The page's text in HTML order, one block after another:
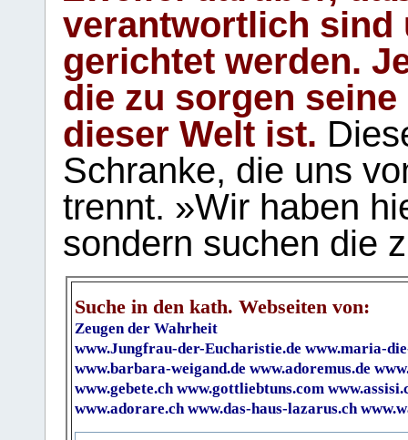
verantwortlich sind
gerichtet werden.
die zu sorgen
dieser Welt ist.
Schranke, die uns
trennt. »Wir haben
sondern suchen die
Suche in den kath. Webseiten von:
Zeugen der Wahrheit
www.Jungfrau-der-Eucharistie.de www.maria-
www.barbara-weigand.de www.adoremus.de
www.gebete.ch www.gottliebtuns.com
www.adorare.ch www.das-haus-lazarus.ch